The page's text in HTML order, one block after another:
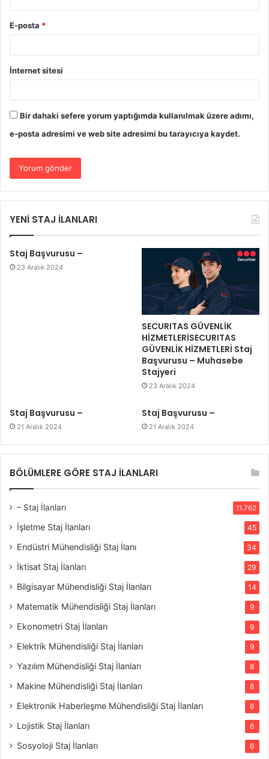
E-posta *
İnternet sitesi
Bir dahaki sefere yorum yaptığımda kullanılmak üzere adımı,
e-posta adresimi ve web site adresimi bu tarayıcıya kaydet.
YENİ STAJ İLANLARI
Staj Başvurusu –
23 Aralık 2024
SECURITAS GÜVENLİK
HİZMETLERİSECURITAS
GÜVENLİK HİZMETLERİ Staj
Başvurusu – Muhasebe
Stajyeri
23 Aralık 2024
Staj Başvurusu –
21 Aralık 2024
Staj Başvurusu –
21 Aralık 2024
BÖLÜMLERE GÖRE STAJ İLANLARI
– Staj İlanları 11.762
İşletme Staj İlanları 45
Endüstri Mühendisliği Staj İlanı 34
İktisat Staj İlanları 29
Bilgisayar Mühendisliği Staj İlanları 14
Matematik Mühendisliği Staj İlanları 9
Ekonometri Staj İlanları 9
Elektrik Mühendisliği Staj İlanları 9
Yazılım Mühendisliği Staj İlanları 8
Makine Mühendisliği Staj İlanları 8
Elektronik Haberleşme Mühendisliği Staj İlanları 6
Lojistik Staj İlanları 6
Sosyoloji Staj İlanları 6